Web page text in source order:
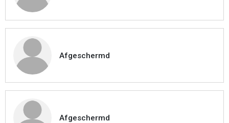
Afgeschermd
Afgeschermd